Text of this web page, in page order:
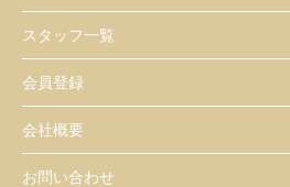
スタッフ一覧
会員登録
会社概要
お問い合わせ